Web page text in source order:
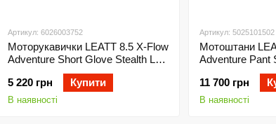
Артикул: 6026003752
Моторукавички LEATT 8.5 X-Flow
Adventure Short Glove Stealth L
5 220 грн
Купити
В наявності
Артикул: 5025101502
Мотоштани
Adventure Pant
11 700 грн
В наявності